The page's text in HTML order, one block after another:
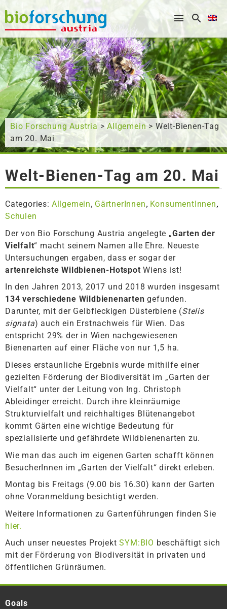
What are you looking for?
Bio Forschung Austria >Allgemein > Welt-Bienen-Tag
am 20. Mai
Welt-Bienen-Tag am 20. Mai
Categories: Allgemein, GärtnerInnen, KonsumentInnen,
Schulen
Der von Bio Forschung Austria angelegte „Garten der
Vielfalt“ macht seinem Namen alle Ehre. Neueste
Untersuchungen ergaben, dass er sogar der
artenreichste Wildbienen-Hotspot Wiens ist!
In den Jahren 2013, 2017 und 2018 wurden insgesamt
134 verschiedene Wildbienenarten gefunden.
Darunter, mit der Gelbfleckigen Düsterbiene (Stelis
signata) auch ein Erstnachweis für Wien. Das
entspricht 29% der in Wien nachgewiesenen
Bienenarten auf einer Fläche von nur 1,5 ha.
Dieses erstaunliche Ergebnis wurde mithilfe einer
gezielten Förderung der Biodiversität im „Garten der
Vielfalt“ unter der Leitung von Ing. Christoph
Ableidinger erreicht. Durch ihre kleinräumige
Strukturvielfalt und reichhaltiges Blütenangebot
kommt Gärten eine wichtige Bedeutung für
spezialisierte und gefährdete Wildbienenarten zu.
Wie man das auch im eigenen Garten schafft können
BesucherInnen im „Garten der Vielfalt“ direkt erleben.
Montag bis Freitags (9.00 bis 16.30) kann der Garten
ohne Voranmeldung besichtigt werden.
Weitere Informationen zu Gartenführungen finden Sie
hier.
Auch unser neuestes ProjektSYM:BIO beschäftigt sich
mit der Förderung von Biodiversität in privaten und
öffentlichen Grünräumen.
Goals